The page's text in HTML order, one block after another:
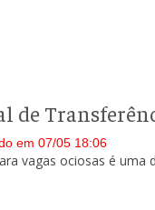
de
em 07/05 18:06
vagas ociosas é